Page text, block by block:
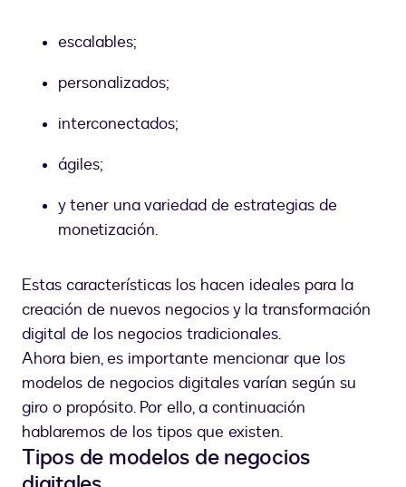
escalables;
personalizados;
interconectados;
ágiles;
y tener una variedad de estrategias de
monetización.
Estas características los hacen ideales para la
creación de nuevos negocios y la transformación
digital de los negocios tradicionales.
Ahora bien, es importante mencionar que los
modelos de negocios digitales varían según su
giro o propósito. Por ello, a continuación
hablaremos de los tipos que existen.
Tipos de modelos de negocios